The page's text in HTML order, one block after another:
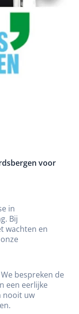
voor
in
Bij
wachten en
bespreken de
een eerlijke
nooit uw